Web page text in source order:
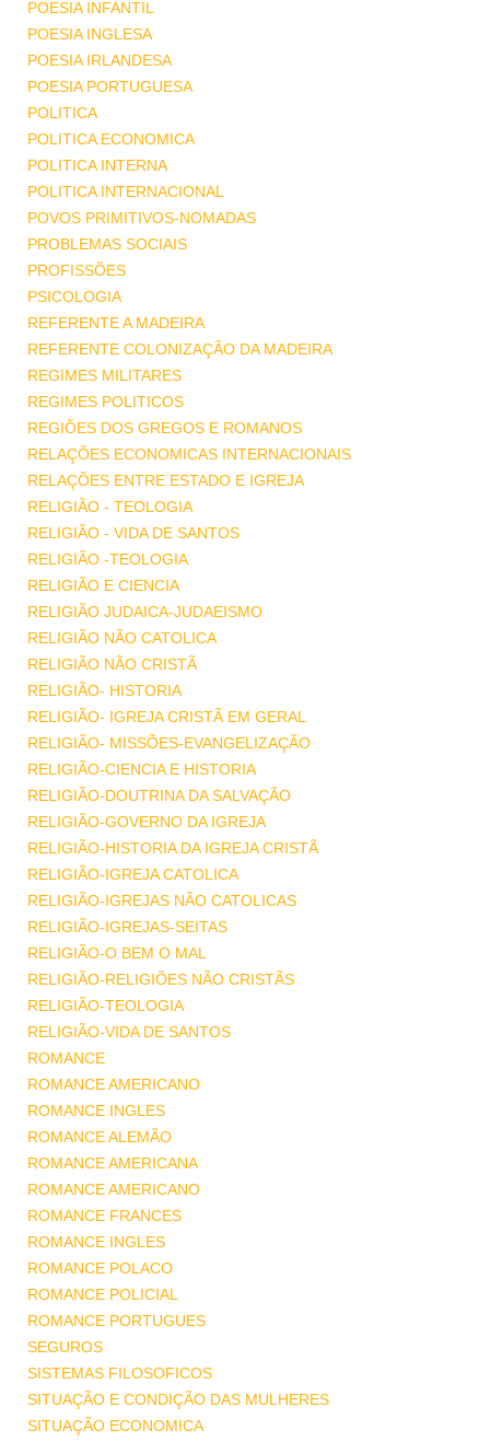
POESIA INFANTIL
POESIA INGLESA
POESIA IRLANDESA
POESIA PORTUGUESA
POLITICA
POLITICA ECONOMICA
POLITICA INTERNA
POLITICA INTERNACIONAL
POVOS PRIMITIVOS-NOMADAS
PROBLEMAS SOCIAIS
PROFISSÕES
PSICOLOGIA
REFERENTE A MADEIRA
REFERENTE COLONIZAÇÃO DA MADEIRA
REGIMES MILITARES
REGIMES POLITICOS
REGIÕES DOS GREGOS E ROMANOS
RELAÇÕES ECONOMICAS INTERNACIONAIS
RELAÇÕES ENTRE ESTADO E IGREJA
RELIGIÃO - TEOLOGIA
RELIGIÃO - VIDA DE SANTOS
RELIGIÃO -TEOLOGIA
RELIGIÃO E CIENCIA
RELIGIÃO JUDAICA-JUDAEISMO
RELIGIÃO NÃO CATOLICA
RELIGIÃO NÃO CRISTÃ
RELIGIÃO- HISTORIA
RELIGIÃO- IGREJA CRISTÃ EM GERAL
RELIGIÃO- MISSÕES-EVANGELIZAÇÃO
RELIGIÃO-CIENCIA E HISTORIA
RELIGIÃO-DOUTRINA DA SALVAÇÃO
RELIGIÃO-GOVERNO DA IGREJA
RELIGIÃO-HISTORIA DA IGREJA CRISTÃ
RELIGIÃO-IGREJA CATOLICA
RELIGIÃO-IGREJAS NÃO CATOLICAS
RELIGIÃO-IGREJAS-SEITAS
RELIGIÃO-O BEM O MAL
RELIGIÃO-RELIGIÕES NÃO CRISTÃS
RELIGIÃO-TEOLOGIA
RELIGIÃO-VIDA DE SANTOS
ROMANCE
ROMANCE AMERICANO
ROMANCE INGLES
ROMANCE ALEMÃO
ROMANCE AMERICANA
ROMANCE AMERICANO
ROMANCE FRANCES
ROMANCE INGLES
ROMANCE POLACO
ROMANCE POLICIAL
ROMANCE PORTUGUES
SEGUROS
SISTEMAS FILOSOFICOS
SITUAÇÃO E CONDIÇÃO DAS MULHERES
SITUAÇÃO ECONOMICA